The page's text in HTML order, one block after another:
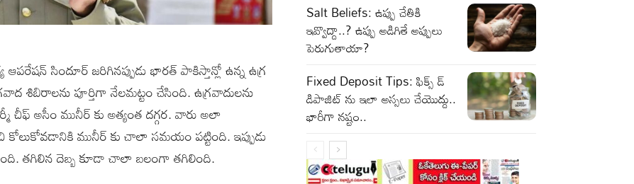
సిందూర్ జరిగినప్పుడు భారత్ పాకిస్తాన్లో ఉన్న ఉగ్ర
శిబిరాలను పూర్తిగా నేలమట్టం చేసింది. ఉగ్రవాదులను
అసీం మునీర్ కు అత్యంత దగ్గర. వారు అలా
కోలుకోవడానికి మునీర్ కు చాలా సమయం పట్టింది. ఇప్పుడు
తగిలిన దెబ్బ కూడా చాలా బలంగా తగిలింది.
Salt Beliefs: ఉప్పు చేతికి
ఇవ్వొద్దా..? ఉప్పు అడిగితే అప్పులు
పెరుగుతాయా?
Fixed Deposit Tips: ఫిక్స్ డ్
డిపాజిట్ ను ఇలా అస్సలు చేయొద్దు..
భారీగా నష్టం..